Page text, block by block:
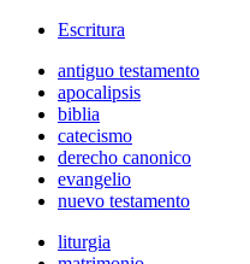
Escritura
antiguo testamento
apocalipsis
biblia
catecismo
derecho canonico
evangelio
nuevo testamento
liturgia